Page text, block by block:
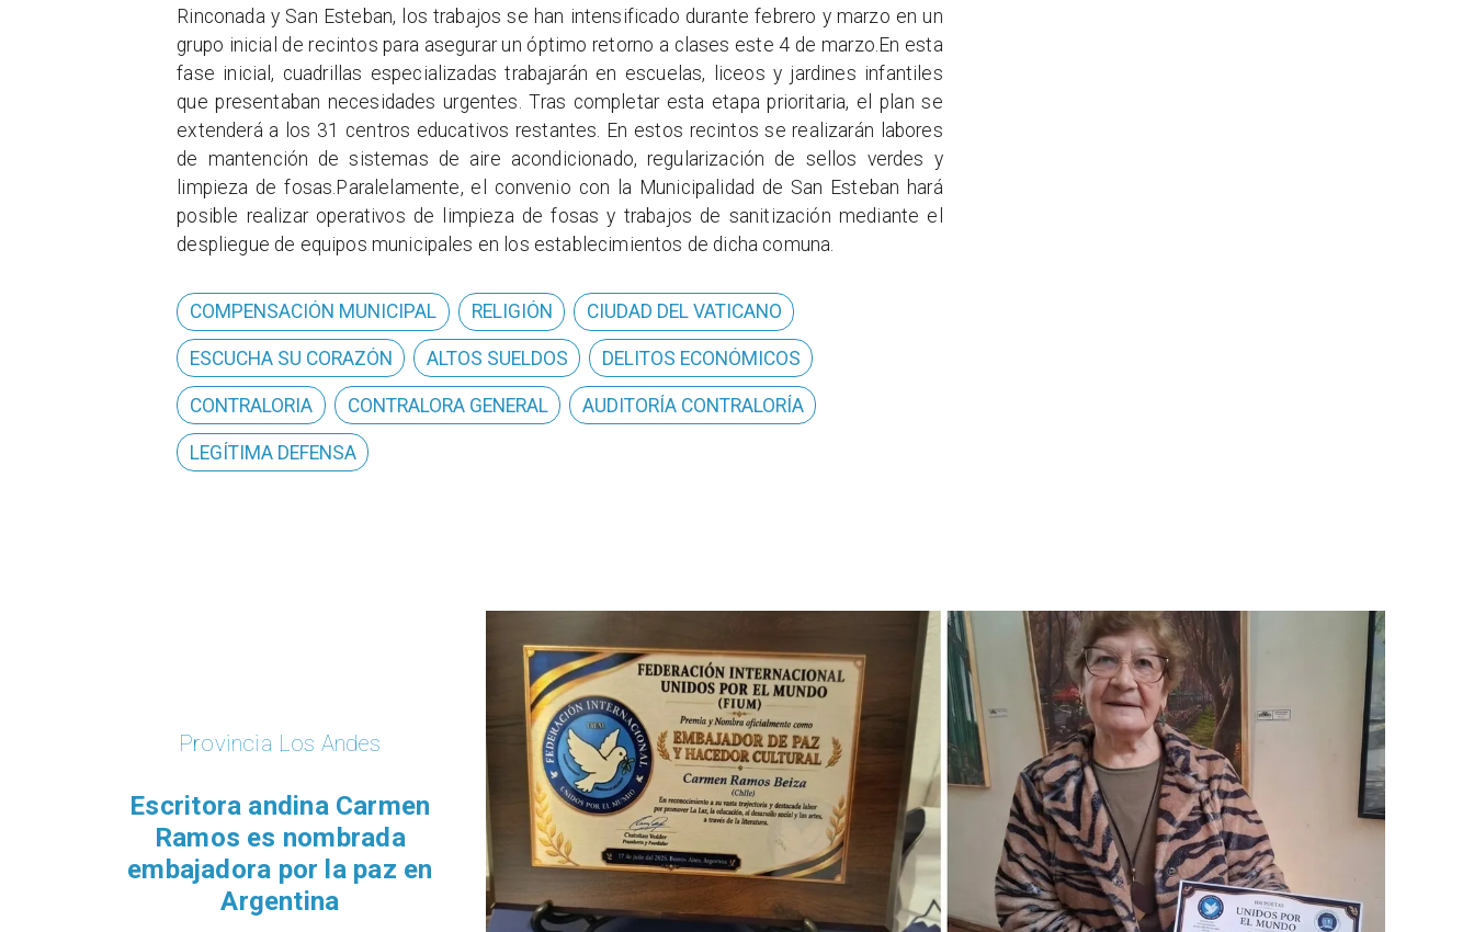
Rinconada y San Esteban, los trabajos se han intensificado durante febrero y marzo en un
grupo inicial de recintos para asegurar un óptimo retorno a clases este 4 de marzo.En esta
fase inicial, cuadrillas especializadas trabajarán en escuelas, liceos y jardines infantiles
que presentaban necesidades urgentes. Tras completar esta etapa prioritaria, el plan se
extenderá a los 31 centros educativos restantes. En estos recintos se realizarán labores
de mantención de sistemas de aire acondicionado, regularización de sellos verdes y
limpieza de fosas.Paralelamente, el convenio con la Municipalidad de San Esteban hará
posible realizar operativos de limpieza de fosas y trabajos de sanitización mediante el
despliegue de equipos municipales en los establecimientos de dicha comuna.
COMPENSACIÓN MUNICIPAL RELIGIÓN CIUDAD DEL VATICANO
ESCUCHA SU CORAZÓN ALTOS SUELDOS DELITOS ECONÓMICOS
CONTRALORIA CONTRALORA GENERAL AUDITORÍA CONTRALORÍA
LEGÍTIMA DEFENSA
Provincia Los Andes
Escritora andina Carmen
Ramos es nombrada
embajadora por la paz en
Argentina